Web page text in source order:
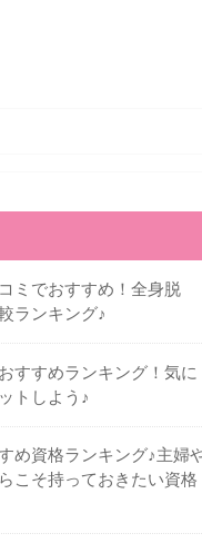
ミでおすすめ！全身脱
ランキング♪
すすめランキング！気に
トしよう♪
め資格ランキング♪主婦
こそ持っておきたい資格